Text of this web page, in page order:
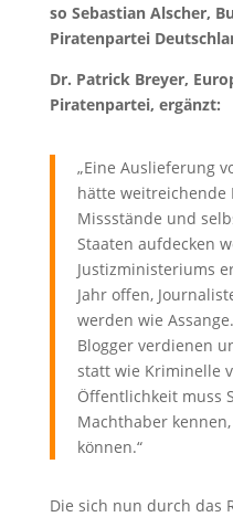
so Sebastian Alscher,
Piratenpartei
Dr. Patrick Breyer,
Piratenpartei, ergänzt:
„Eine Auslieferung
hätte weitreichende
Missstände und
Staaten aufdecken
Justizministeriums
Jahr offen,
werden wie
Blogger verdienen
statt wie Kriminelle
Öffentlichkeit muss
Machthaber
können.“
Die sich nun durch das